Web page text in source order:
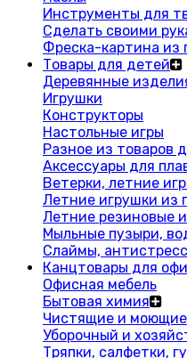
Инструменты для
Сделать своими
Фреска-картина из
Товары для детей
Деревянные
Игрушки
Конструкторы
Настольные игры
Разное из товаров
Аксессуары для
Ветерки, летние
Летние игрушки из
Летние резиновые
Мыльные пузыри,
Слаймы, антистресс
Канцтовары для
Офисная мебель
Бытовая химия
Чистящие и моющие
Уборочный и
Тряпки, салфетки,